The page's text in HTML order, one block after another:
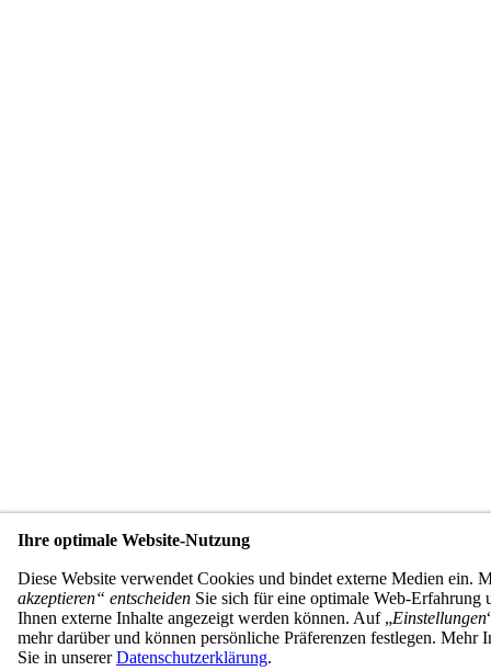
Ihre optimale Website-Nutzung
Diese Website verwendet Cookies und bindet externe Medien
akzeptieren“ entscheiden Sie sich für eine optimale Web-Erfahrung
Ihnen externe Inhalte angezeigt werden können. Auf „Einstellungen
mehr darüber und können persönliche Präferenzen festlegen. Mehr
Sie in unsererDatenschutzerklärung.